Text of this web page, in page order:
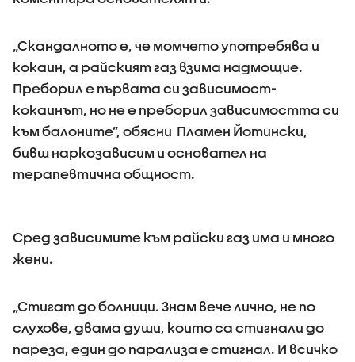
„Скандалното е, че момчето употребява и
кокаин, а райският газ взима надмощие.
Преборил е първата си зависимост-
кокаинът, но не е преборил зависимостта си
към балоните”, обясни Пламен Йотински,
бивш наркозависим и основател на
терапевтична общност.
Сред зависимите към райски газ има и много
жени.
„Стигат до болници. Знам вече лично, не по
слухове, двама души, които са стигнали до
пареза, един до парализа е стигнал. И всичко